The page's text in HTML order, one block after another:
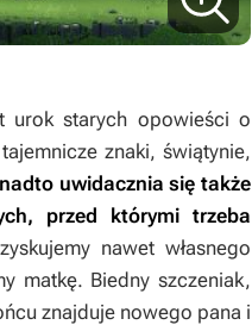
urok starych opowieści o
znaki, świątynie,
uwidacznia się także
przed którymi trzeba
nawet własnego
matkę. Biedny szczeniak,
znajduje nowego pana i